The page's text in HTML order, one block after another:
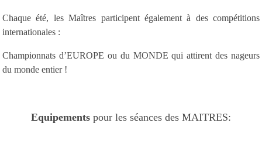
Chaque été, les Maîtres participent également à des compétitions
internationales :
Championnats d’EUROPE ou du MONDE qui attirent des nageurs
du monde entier !
Equipements pour les séances des MAITRES: